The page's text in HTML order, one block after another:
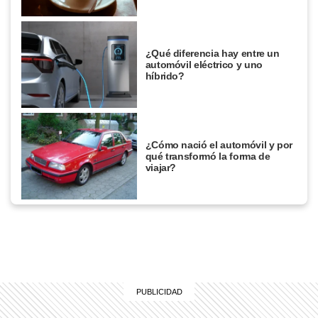
¿Qué diferencia hay entre un
automóvil eléctrico y uno
híbrido?
¿Cómo nació el automóvil y por
qué transformó la forma de
viajar?